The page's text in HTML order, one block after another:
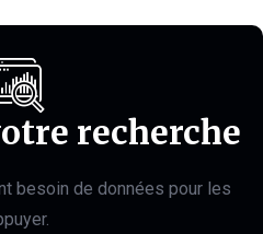
recherche
besoin de données pour les